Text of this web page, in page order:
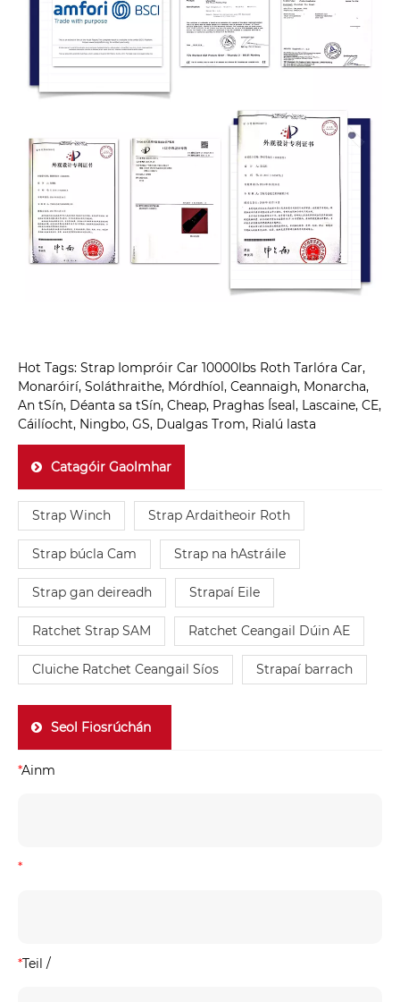
Hot Tags: Strap Iompróir Car 10000lbs Roth Tarlóra Car,
Monaróirí, Soláthraithe, Mórdhíol, Ceannaigh, Monarcha,
An tSín, Déanta sa tSín, Cheap, Praghas Íseal, Lascaine, CE,
Cáilíocht, Ningbo, GS, Dualgas Trom, Rialú lasta
Catagóir Gaolmhar
Strap Winch Strap Ardaitheoir Roth
Strap búcla Cam Strap na hAstráile
Strap gan deireadh Strapaí Eile
Ratchet Strap SAM Ratchet Ceangail Dúin AE
Cluiche Ratchet Ceangail Síos Strapaí barrach
Seol Fiosrúchán
*Ainm
*
*Teil /